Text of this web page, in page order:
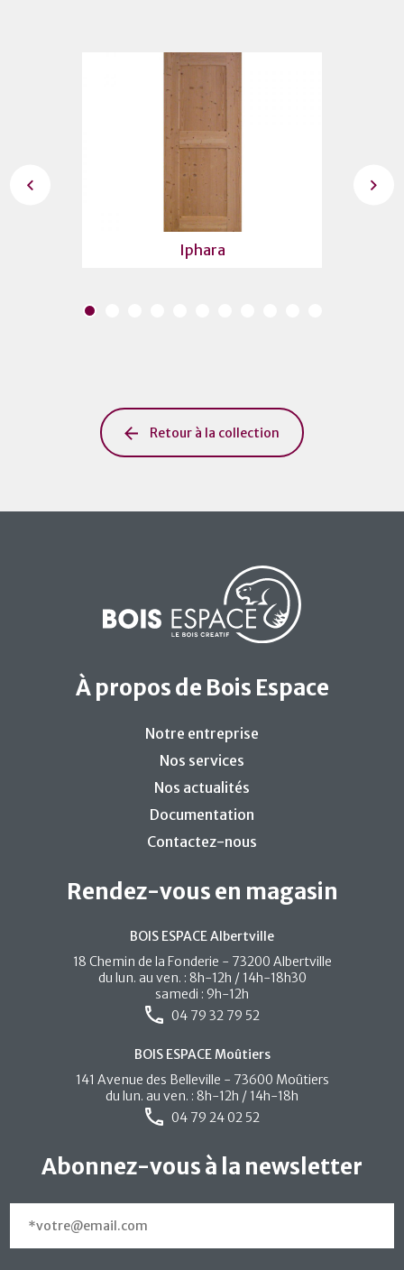
Iphara
Retour à la collection
À propos de Bois Espace
Notre entreprise
Nos services
Nos actualités
Documentation
Contactez-nous
Rendez-vous en magasin
BOIS ESPACE Albertville
18 Chemin de la Fonderie - 73200 Albertville
du lun. au ven. : 8h-12h / 14h-18h30
samedi : 9h-12h
04 79 32 79 52
BOIS ESPACE Moûtiers
141 Avenue des Belleville - 73600 Moûtiers
du lun. au ven. : 8h-12h / 14h-18h
04 79 24 02 52
Abonnez-vous à la newsletter